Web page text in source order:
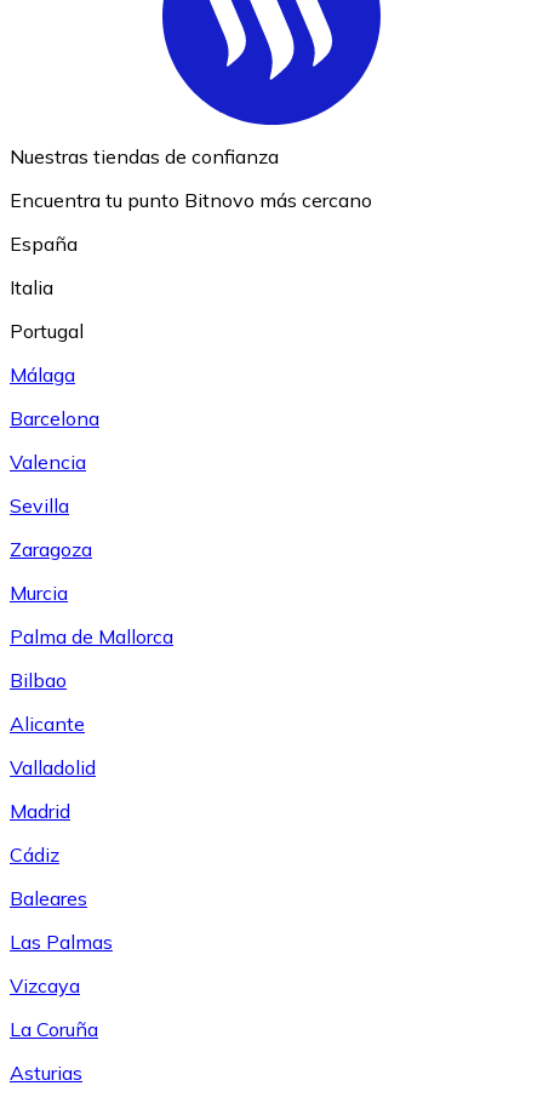
Nuestras tiendas de confianza
Encuentra tu punto Bitnovo más cercano
España
Italia
Portugal
Málaga
Barcelona
Valencia
Sevilla
Zaragoza
Murcia
Palma de Mallorca
Bilbao
Alicante
Valladolid
Madrid
Cádiz
Baleares
Las Palmas
Vizcaya
La Coruña
Asturias